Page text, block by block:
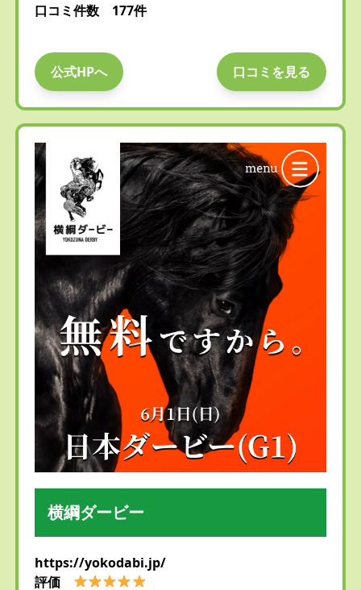
口コミ件数 177件
公式HPへ 口コミを見る
横綱ダービー
https://yokodabi.jp/
評価